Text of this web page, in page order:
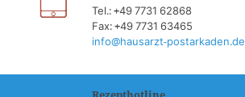
Tel.: +49 7731 62868
Fax: +49 7731 63465
info@hausarzt-postarkaden.de